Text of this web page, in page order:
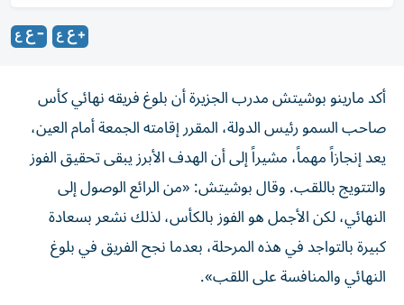
أكد مارينو بوشيتش مدرب الجزيرة أن بلوغ فريقه نهائي كأس
صاحب السمو رئيس الدولة، المقرر إقامته الجمعة أمام العين،
يعد إنجازاً مهماً، مشيراً إلى أن الهدف الأبرز يبقى تحقيق الفوز
والتتويج باللقب. وقال بوشيتش: «من الرائع الوصول إلى
النهائي، لكن الأجمل هو الفوز بالكأس، لذلك نشعر بسعادة
كبيرة بالتواجد في هذه المرحلة، بعدما نجح الفريق في بلوغ
النهائي والمنافسة على اللقب».